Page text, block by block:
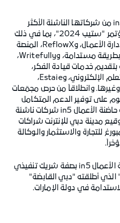
تستعرض حاضنة الأعمال in5 10 من شركاتها الناشئة الأكثر
ابتكاراً خلال مشاركتها في مؤتمر "ستيب 2024"، بما في ذلك
BitAffix، المنصة السحابية لإدارة الأعمال، وReflowX، المنصة
المخصصة لشراء النفط والغاز بطريقة مستدامة، وWritefully،
بتقديم خدمات قيادة الفكر،
وArabiatee، مزود خدمات التعلم الإلكتروني، وEstaie،
وغيرها. وانطلاقاً من حرص مجمّعات
على توفير الدعم المتكامل
ومتعدد التخصصات، تستضيف حاضنة الأعمال in5 شركات ناشئة
مدينة دبي للإنترنت شراكات
للتجارة والاستثمار والوكالة
ومن ناحية أخرى، تشارك حاضنة الأعمال in5 بصفة شريك تنفيذي
أطلقته "دبي القابضة"
في دولة الإمارات.